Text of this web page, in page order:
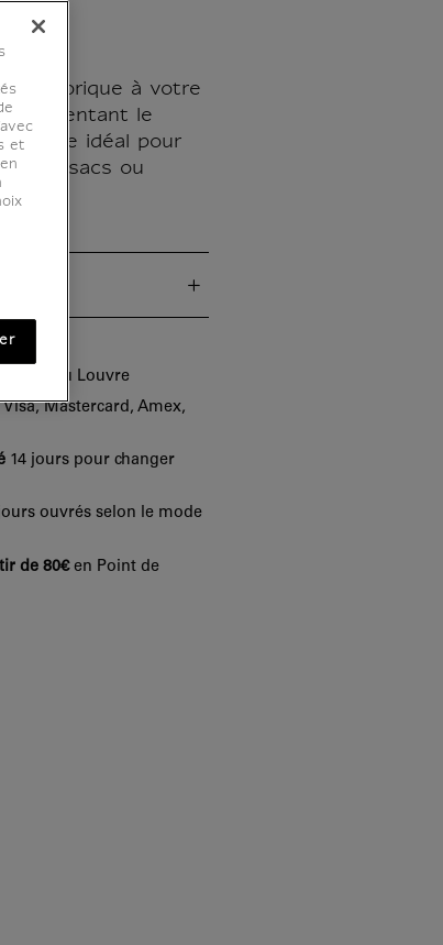
historique à votre
le
idéal pour
sacs ou
du Louvre
Mastercard, Amex,
14 jours pour changer
ouvrés selon le mode
de 80€en Point de
et